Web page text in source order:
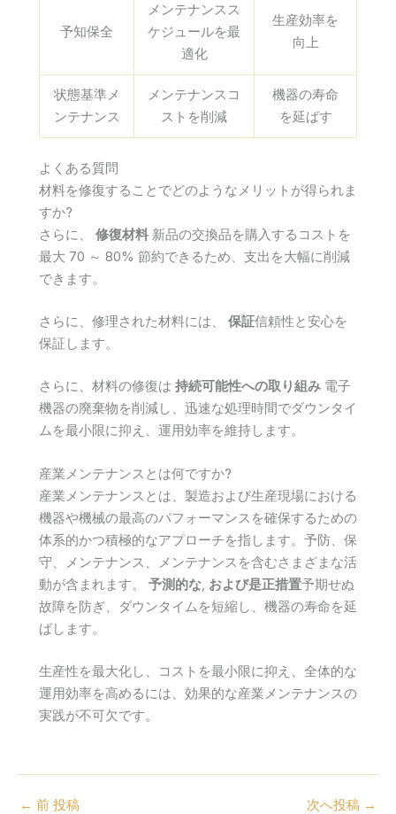
予知保全
メンテナンスス
ケジュールを最
適化
生産効率を
向上
状態基準メ
ンテナンス
メンテナンスコ
ストを削減
機器の寿命
を延ばす
よくある質問
材料を修復することでどのようなメリットが得られま
すか?
さらに、 修復材料 新品の交換品を購入するコストを
最大 70 ～ 80% 節約できるため、支出を大幅に削減
できます。
さらに、修理された材料には、 保証信頼性と安心を
保証します。
さらに、材料の修復は 持続可能性への取り組み 電子
機器の廃棄物を削減し、迅速な処理時間でダウンタイ
ムを最小限に抑え、運用効率を維持します。
産業メンテナンスとは何ですか?
産業メンテナンスとは、製造および生産現場における
機器や機械の最高のパフォーマンスを確保するための
体系的かつ積極的なアプローチを指します。予防、保
守、メンテナンス、メンテナンスを含むさまざまな活
動が含まれます。 予測的な, および是正措置予期せぬ
故障を防ぎ、ダウンタイムを短縮し、機器の寿命を延
ばします。
生産性を最大化し、コストを最小限に抑え、全体的な
運用効率を高めるには、効果的な産業メンテナンスの
実践が不可欠です。
← 前 投稿 次へ投稿 →